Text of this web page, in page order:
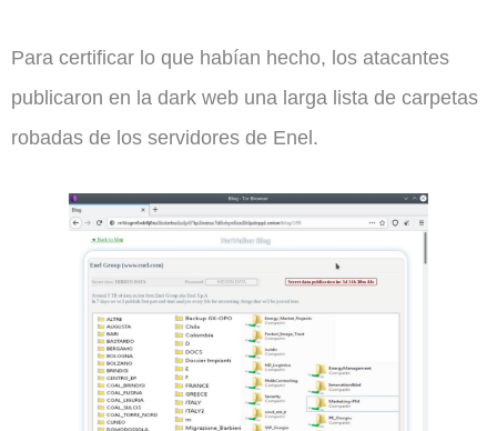
Para certificar lo que habían hecho, los atacantes
publicaron en la dark web una larga lista de carpetas
robadas de los servidores de Enel.